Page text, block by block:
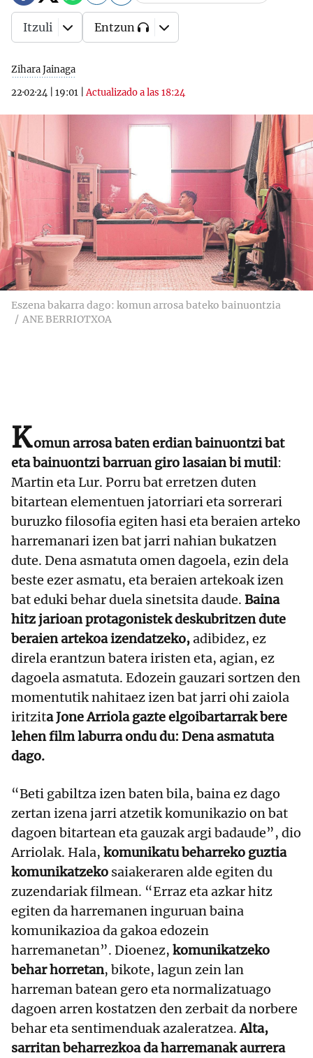
Zihara Jainaga
22·02·24
19:01 |Actualizado a las 18:24
Itzuli Entzun
Eszena bakarra dago: komun arrosa bateko bainuontzia
ANE BERRIOTXOA
Komun arrosa baten erdian bainuontzi bat
eta bainuontzi barruan giro lasaian bi mutil:
Martin eta Lur. Porru bat erretzen duten
bitartean elementuen jatorriari eta sorrerari
buruzko filosofia egiten hasi eta beraien arteko
harremanari izen bat jarri nahian bukatzen
dute. Dena asmatuta omen dagoela, ezin dela
beste ezer asmatu, eta beraien artekoak izen
bat eduki behar duela sinetsita daude. Baina
hitz jarioan protagonistek deskubritzen dute
beraien artekoa izendatzeko,adibidez, ez
direla erantzun batera iristen eta, agian, ez
dagoela asmatuta. Edozein gauzari sortzen den
momentutik nahitaez izen bat jarri ohi zaiola
iritzita Jone Arriola gazte elgoibartarrak bere
lehen film laburra ondu du: Dena asmatuta
dago.
“Beti gabiltza izen baten bila, baina ez dago
zertan izena jarri atzetik komunikazio on bat
dagoen bitartean eta gauzak argi badaude”, dio
Arriolak. Hala, komunikatu beharreko guztia
komunikatzeko saiakeraren alde egiten du
zuzendariak filmean. “Erraz eta azkar hitz
egiten da harremanen inguruan baina
komunikazioa da gakoa edozein
harremanetan”. Dioenez, komunikatzeko
behar horretan, bikote, lagun zein lan
harreman batean gero eta normalizatuago
dagoen arren kostatzen den zerbait da norbere
behar eta sentimenduak azaleratzea.Alta,
sarritan beharrezkoa da harremanak aurrera